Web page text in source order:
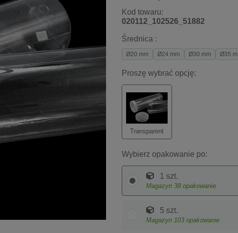
Kod towaru:
020112_102526_51882
Średnica :
Ø20 mm Ø24 mm Ø30 mm Ø35
Proszę wybrać opcję:
Transparent
Wybierz opakowanie po:
1 szt.
Magazyn 38 opakowanie
5 szt.
Magazyn 103 opakowanie